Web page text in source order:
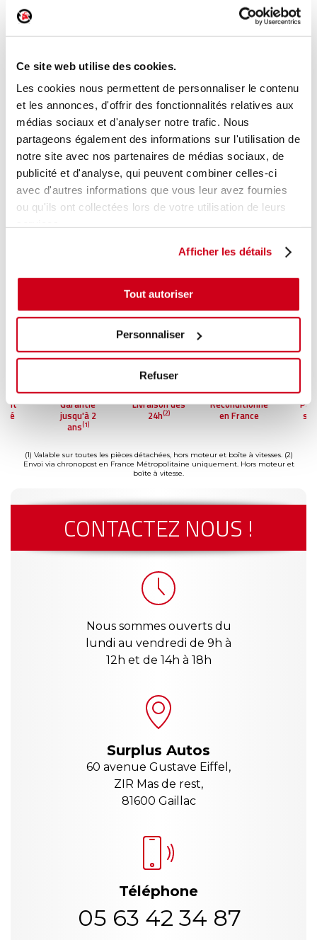
Ce site web utilise des cookies.
Les cookies nous permettent de personnaliser le contenu
et les annonces, d'offrir des fonctionnalités relatives aux
médias sociaux et d'analyser notre trafic. Nous
partageons également des informations sur l'utilisation de
notre site avec nos partenaires de médias sociaux, de
publicité et d'analyse, qui peuvent combiner celles-ci
avec d'autres informations que vous leur avez fournies
ou qu'ils ont collectées lors de votre utilisation de leurs
Afficher les détails
Tout autoriser
Personnaliser
Refuser
Rétroviseur électrique gauche
Réf. :207041
Modèle d'origine : CHEVROLET AVEO 1 2008 -
201112
Modèle de provenance
Caractéristiques techniques
En stock 32,00 € TTC
Garantie
jusqu'à 2
ans(1)
Livraison dès
24h(2)
Reconditionné
en France
(1) Valable sur toutes les pièces détachées, hors moteur et boîte à vitesses. (2)
Envoi via chronopost en France Métropolitaine uniquement. Hors moteur et
boîte à vitesse.
CONTACTEZ NOUS !
Nous sommes ouverts du
lundi au vendredi de 9h à
12h et de 14h à 18h
Surplus Autos
60 avenue Gustave Eiffel,
ZIR Mas de rest,
81600 Gaillac
Téléphone
05 63 42 34 87